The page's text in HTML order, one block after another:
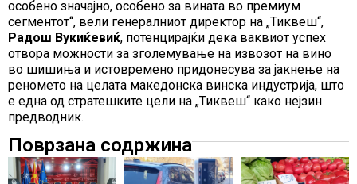
особено значајно, особено за вината во премиум
сегментот“, вели генералниот директор на „Тиквеш“,
Радош Вукиќевиќ, потенцирајќи дека ваквиот успех
отвора можности за зголемување на извозот на вино
во шишиња и истовремено придонесува за јакнење на
реномето на целата македонска винска индустрија, што
е една од стратешките цели на „Тиквеш“ како нејзин
предводник.
Поврзана содржина